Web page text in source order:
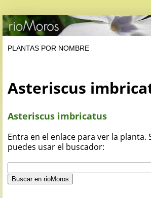
Asteriscus
Asteriscus imbricatus
Entra en el enlace para ver la planta.
puedes usar el buscador: